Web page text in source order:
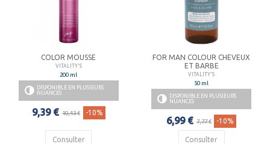
COLOR MOUSSE
VITALITY'S
200 ml
DISPONIBLE EN PLUSIEURS
NUANCES
9,39 € 10,43 € -10%
Consulter
FOR MAN COLOUR CHEVEUX
ET BARBE
VITALITY'S
50 ml
DISPONIBLE EN PLUSIEURS
NUANCES
6,99 € 7,77 € -10%
Consulter